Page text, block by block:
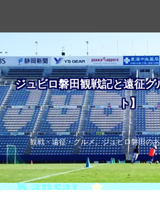
ジュビロ磐田観戦記と遠征
ト】
観戦・遠征・グルメ。ジュビロ磐田の